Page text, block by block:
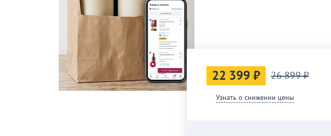
22 399 ₽ 26 899 ₽
Узнать о снижении цены